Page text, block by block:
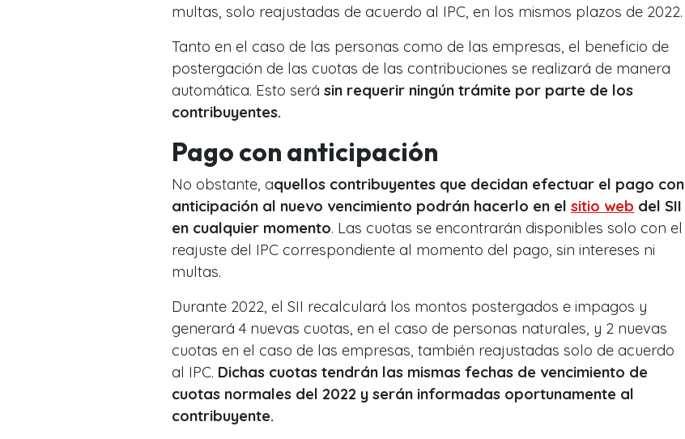
multas, solo reajustadas de acuerdo al IPC, en los mismos plazos de 2022.
Tanto en el caso de las personas como de las empresas, el beneficio de
postergación de las cuotas de las contribuciones se realizará de manera
automática. Esto será sin requerir ningún trámite por parte de los
contribuyentes.
Pago con anticipación
No obstante, aquellos contribuyentes que decidan efectuar el pago con
anticipación al nuevo vencimiento podrán hacerlo en el sitio web del SII
en cualquier momento. Las cuotas se encontrarán disponibles solo con el
reajuste del IPC correspondiente al momento del pago, sin intereses ni
multas.
Durante 2022, el SII recalculará los montos postergados e impagos y
generará 4 nuevas cuotas, en el caso de personas naturales, y 2 nuevas
cuotas en el caso de las empresas, también reajustadas solo de acuerdo
al IPC. Dichas cuotas tendrán las mismas fechas de vencimiento de
cuotas normales del 2022 y serán informadas oportunamente al
contribuyente.